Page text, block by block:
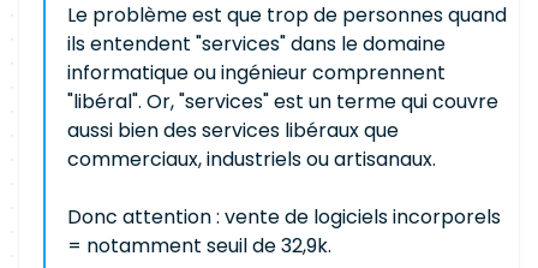
Le problème est que trop de personnes quand
ils entendent "services" dans le domaine
informatique ou ingénieur comprennent
"libéral". Or, "services" est un terme qui couvre
aussi bien des services libéraux que
commerciaux, industriels ou artisanaux.
Donc attention : vente de logiciels incorporels
= notamment seuil de 32,9k.